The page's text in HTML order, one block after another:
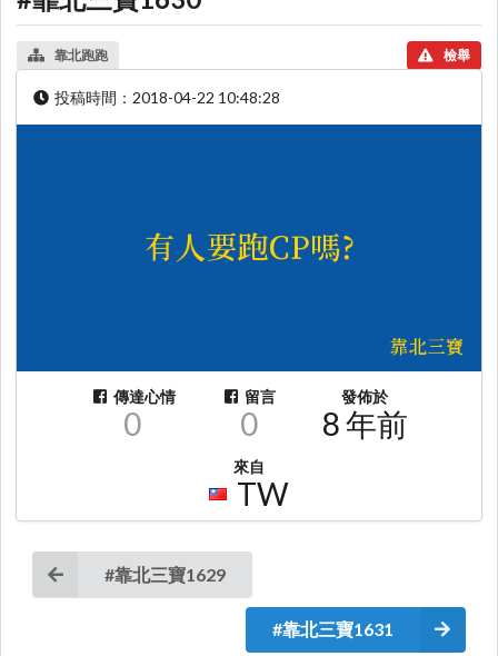
靠北跑跑 檢舉
投稿時間： 2018-04-22 10:48:28
傳達心情
0
留言
0
發佈於
8 年前
來自
TW
#靠北三寶1629
#靠北三寶1631